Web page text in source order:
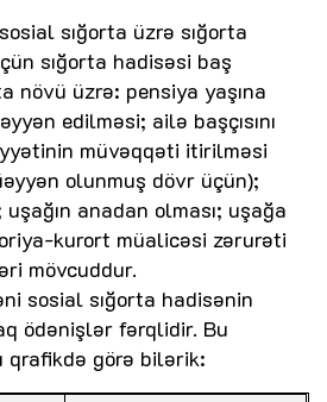
sığorta üzrə sığorta
sığorta hadisəsi baş
növü üzrə: pensiya yaşına
edilməsi; ailə başçısını
müvəqqəti itirilməsi
olunmuş dövr üçün);
anadan olması; uşağa
kurort müalicəsi zərurəti
mövcuddur.
sosial sığorta hadisənin
ödənişlər fərqlidir. Bu
qrafikdə görə bilərik: